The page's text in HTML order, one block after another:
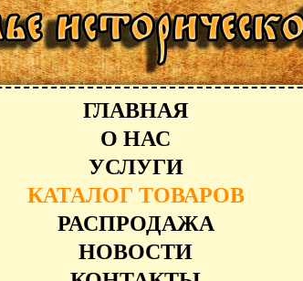
ГЛАВНАЯ
О НАС
УСЛУГИ
КАТАЛОГ ТОВАРОВ
РАСПРОДАЖА
НОВОСТИ